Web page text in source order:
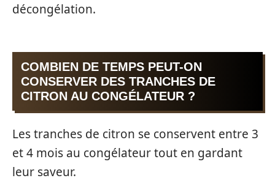
décongélation.
COMBIEN DE TEMPS PEUT-ON
CONSERVER DES TRANCHES DE
CITRON AU CONGÉLATEUR ?
Les tranches de citron se conservent entre 3
et 4 mois au congélateur tout en gardant
leur saveur.